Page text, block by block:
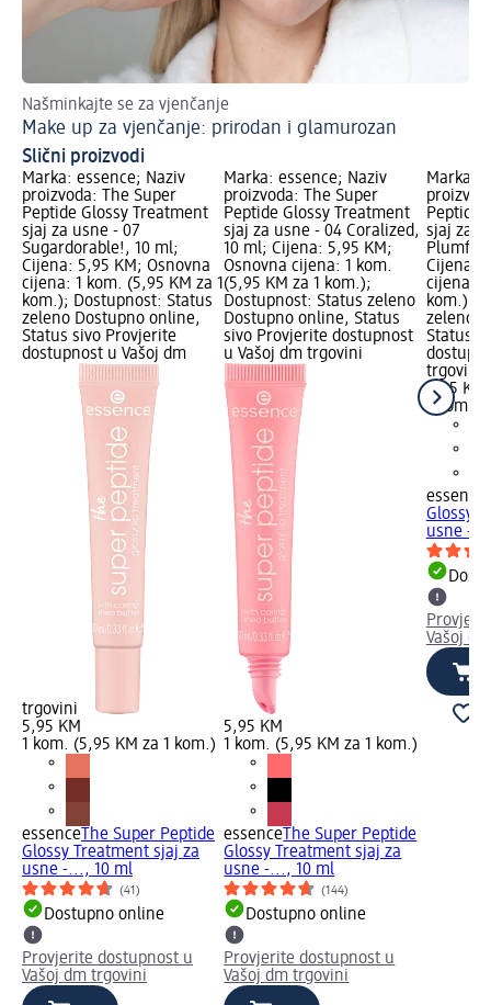
Našminkajte se za vjenčanje
Make up za vjenčanje: prirodan i glamurozan
Slični proizvodi
Marka: essence; Naziv
proizvoda: The Super
Peptide Glossy Treatment
sjaj za usne - 07
Sugardorable!, 10 ml;
Cijena: 5,95 KM; Osnovna
cijena: 1 kom. (5,95 KM za 1
kom.); Dostupnost: Status
zeleno Dostupno online,
Status sivo Provjerite
dostupnost u Vašoj dm
trgovini
5,95 KM
1 kom. (5,95 KM za 1 kom.)
essence The Super Peptide
Glossy Treatment sjaj za
usne -..., 10 ml
(41)
Dostupno online
Provjerite dostupnost u
Vašoj dm trgovini
Marka: essence; Naziv
proizvoda: The Super
Peptide Glossy Treatment
sjaj za usne - 04 Coralized,
10 ml; Cijena: 5,95 KM;
Osnovna cijena: 1 kom.
(5,95 KM za 1 kom.);
Dostupnost: Status zeleno
Dostupno online, Status
sivo Provjerite dostupnost
u Vašoj dm trgovini
5,95 KM
1 kom. (5,95 KM za 1 kom.)
essence The Super Peptide
Glossy Treatment sjaj za
usne -..., 10 ml
(144)
Dostupno online
Provjerite dostupnost u
Vašoj dm trgovini
Marka:
Peptide
sjaj za
Cijena:
cijena: 1
kom.);
zeleno
Status
trgovini
5,95 KM
1 kom.
essence
Glossy
usne -
Vašoj